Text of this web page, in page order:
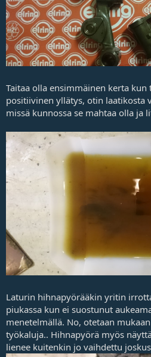
Taitaa olla ensimmäinen kerta kun
positiivinen yllätys, otin laatikosta
missä kunnossa se mahtaa olla ja
Laturin hihnapyörääkin yritin
piukassa kun ei suostunut
menetelmällä. No, otetaan
työkaluja.. Hihnapyörä myös
lienee kuitenkin jo vaihdettu joskus